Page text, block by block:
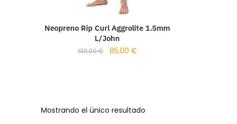
Neopreno Rip Curl Aggrolite 1.5mm
L/John
130,00€ 85,00 €
Mostrando el único resultado